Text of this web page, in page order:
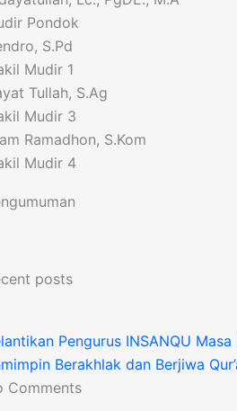
Pondok
S.Pd
Mudir 1
Tullah, S.Ag
Mudir 3
Ramadhon, S.Kom
Mudir 4
posts
Pengurus INSANQU
Berakhlak dan Berjiwa
Comments